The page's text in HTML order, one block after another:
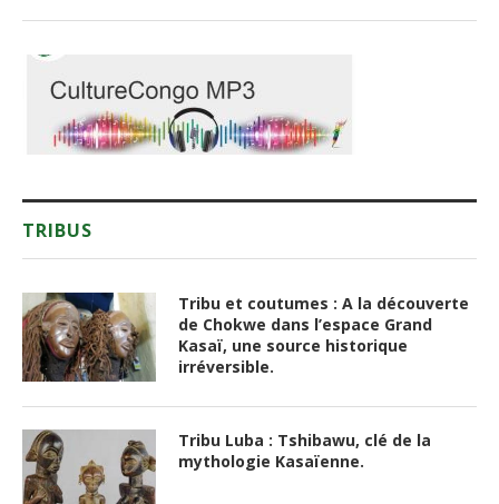
TRIBUS
Tribu et coutumes : A la découverte
de Chokwe dans l’espace Grand
Kasaï, une source historique
irréversible.
Tribu Luba : Tshibawu, clé de la
mythologie Kasaïenne.